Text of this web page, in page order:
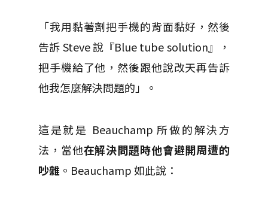
「我用黏著劑把手機的背面黏好，然後
告訴 Steve 說『Blue tube solution』，
把手機給了他，然後跟他說改天再告訴
他我怎麼解決問題的」。
這是就是 Beauchamp 所做的解決方
法，當他在解決問題時他會避開周遭的
吵雜 。Beauchamp 如此說：